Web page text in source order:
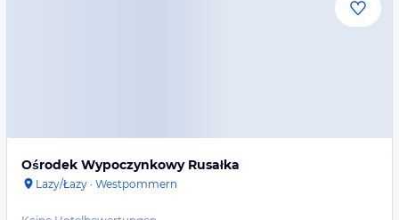
Ośrodek Wypoczynkowy Rusałka
Lazy/Łazy · Westpommern